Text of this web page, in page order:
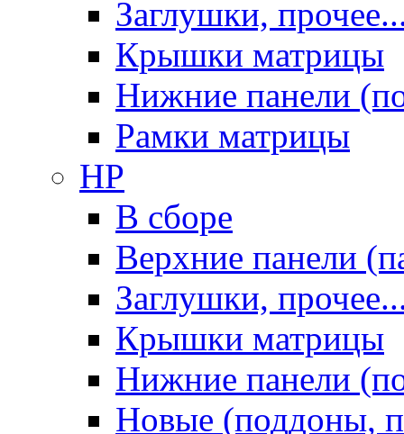
Заглушки,
Крышки матрицы
Нижние панели
Рамки матрицы
HP
В сборе
Верхние панели
Заглушки,
Крышки матрицы
Нижние панели
Новые (поддоны,